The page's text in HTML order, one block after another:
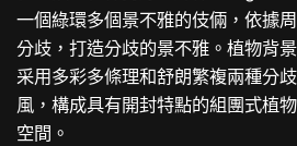
一個綠環多個景不雅的伎倆，依據
分歧，打造分歧的景不雅。植物背
采用多彩多條理和舒朗繁複兩種分
風，構成具有開封特點的組團式植
空間。